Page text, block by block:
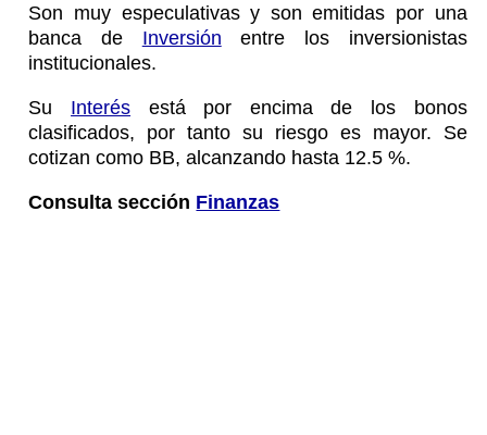
Son muy especulativas y son emitidas por una
banca de Inversión entre los inversionistas
institucionales.
Su Interés está por encima de los bonos
clasificados, por tanto su riesgo es mayor. Se
cotizan como BB, alcanzando hasta 12.5 %.
Consulta sección Finanzas